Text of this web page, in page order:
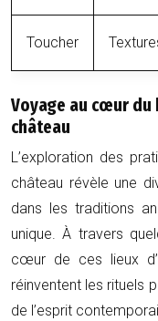
Toucher
Voyage au cœur du
château
L’exploration des
château révèle une
dans les traditions
unique. À travers
cœur de ces lieux
réinventent les rituels
de l’esprit